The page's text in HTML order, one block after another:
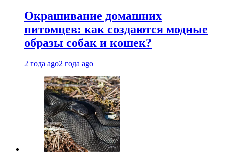
Окрашивание домашних
питомцев: как создаются модные
образы собак и кошек?
2 года ago2 года ago